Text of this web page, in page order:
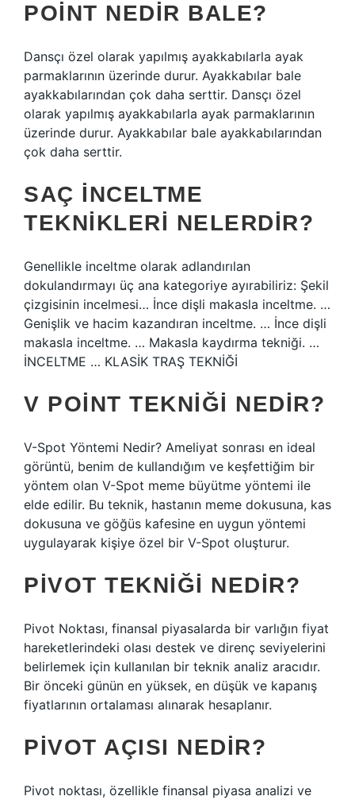
POINT NEDIR BALE?
Dansçı özel olarak yapılmış ayakkabılarla ayak
parmaklarının üzerinde durur. Ayakkabılar bale
ayakkabılarından çok daha serttir. Dansçı özel
olarak yapılmış ayakkabılarla ayak parmaklarının
üzerinde durur. Ayakkabılar bale ayakkabılarından
çok daha serttir.
SAÇ INCELTME
TEKNIKLERI NELERDIR?
Genellikle inceltme olarak adlandırılan
dokulandırmayı üç ana kategoriye ayırabiliriz: Şekil
çizgisinin incelmesi… İnce dişli makasla inceltme. …
Genişlik ve hacim kazandıran inceltme. … İnce dişli
makasla inceltme. … Makasla kaydırma tekniği. …
İNCELTME … KLASİK TRAŞ TEKNİĞİ
V POINT TEKNIĞI NEDIR?
V-Spot Yöntemi Nedir? Ameliyat sonrası en ideal
görüntü, benim de kullandığım ve keşfettiğim bir
yöntem olan V-Spot meme büyütme yöntemi ile
elde edilir. Bu teknik, hastanın meme dokusuna, kas
dokusuna ve göğüs kafesine en uygun yöntemi
uygulayarak kişiye özel bir V-Spot oluşturur.
PIVOT TEKNIĞI NEDIR?
Pivot Noktası, finansal piyasalarda bir varlığın fiyat
hareketlerindeki olası destek ve direnç seviyelerini
belirlemek için kullanılan bir teknik analiz aracıdır.
Bir önceki günün en yüksek, en düşük ve kapanış
fiyatlarının ortalaması alınarak hesaplanır.
PIVOT AÇISI NEDIR?
Pivot noktası, özellikle finansal piyasa analizi ve